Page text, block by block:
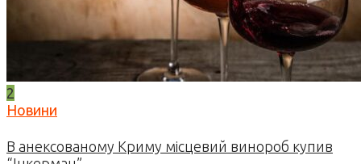
2
Новини
В анексованому Криму місцевий винороб купив